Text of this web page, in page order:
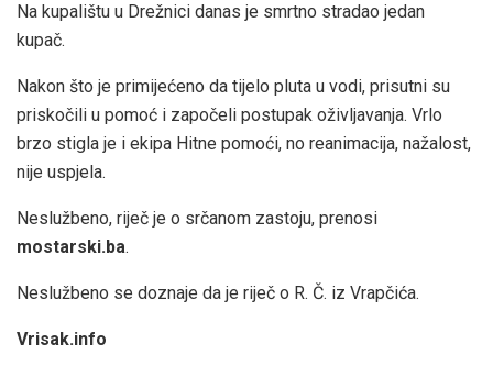
Na kupalištu u Drežnici danas je smrtno stradao jedan
kupač.
Nakon što je primijećeno da tijelo pluta u vodi, prisutni su
priskočili u pomoć i započeli postupak oživljavanja. Vrlo
brzo stigla je i ekipa Hitne pomoći, no reanimacija, nažalost,
nije uspjela.
Neslužbeno, riječ je o srčanom zastoju, prenosi
mostarski.ba.
Neslužbeno se doznaje da je riječ o R. Č. iz Vrapčića.
Vrisak.info